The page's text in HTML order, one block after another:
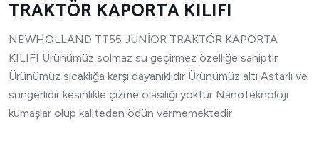
TRAKTÖR KAPORTA KILIFI
NEWHOLLAND TT55 JUNİOR TRAKTÖR KAPORTA
KILIFI Ürünümüz solmaz su geçirmez özelliğe sahiptir
Ürünümüz sıcaklığa karşı dayanıklıdır Ürünümüz altı Astarlı ve
sungerlidir kesinlikle çizme olasılığı yoktur Nanoteknoloji
kumaşlar olup kaliteden ödün vermemektedir